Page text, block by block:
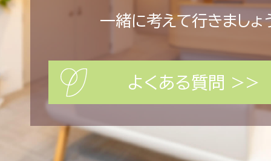
一緒に考えて行きましょ
よくある質問 >>